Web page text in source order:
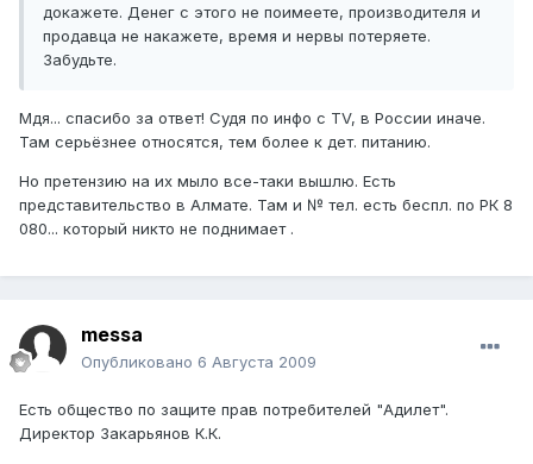
докажете. Денег с этого не поимеете, производителя и
продавца не накажете, время и нервы потеряете.
Забудьте.
Мдя... спасибо за ответ! Судя по инфо с TV, в России иначе.
Там серьёзнее относятся, тем более к дет. питанию.
Но претензию на их мыло все-таки вышлю. Есть
представительство в Алмате. Там и № тел. есть беспл. по РК 8
080... который никто не поднимает .
messa
Опубликовано 6 Августа 2009
Есть общество по защите прав потребителей "Адилет".
Директор Закарьянов К.К.